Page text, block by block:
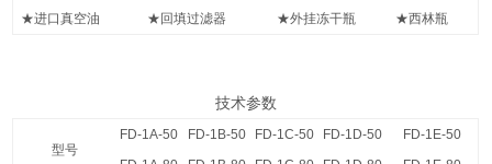
★进口真空油
★回填过滤器 ★外挂冻干瓶 ★西林瓶
技术参数
型号
FD-1A-50
FD-1B-50
FD-1C-50
FD-1D-50
FD-1E-50